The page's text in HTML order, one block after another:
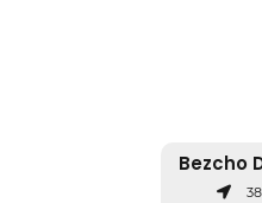
Bezcho